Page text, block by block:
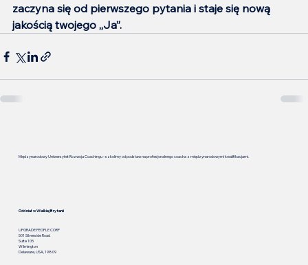
zaczyna się od pierwszego pytania i staje się nową
jakością twojego „Ja”.
Międzynarodowy Uniwersytet Rozwoju Coachingu - szkolimy od podstaw na profesjonalnego coacha z międzynarodowymi kwalifikacjami.
Oddział w Wielkiej Brytanii
UPGRADE PEOPLE CORP
501 Silverside Road
Suite 105
Wilmington
Delaware, USA, 19809